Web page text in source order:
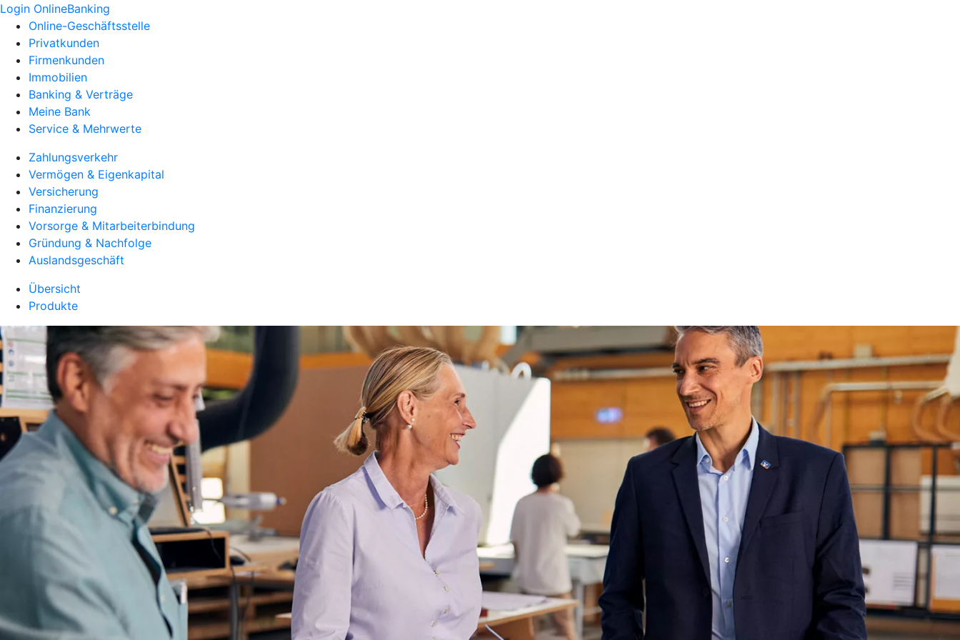
Login OnlineBanking
Online-Geschäftsstelle
Privatkunden
Firmenkunden
Immobilien
Banking & Verträge
Meine Bank
Service & Mehrwerte
Zahlungsverkehr
Vermögen & Eigenkapital
Versicherung
Finanzierung
Vorsorge & Mitarbeiterbindung
Gründung & Nachfolge
Auslandsgeschäft
Übersicht
Produkte